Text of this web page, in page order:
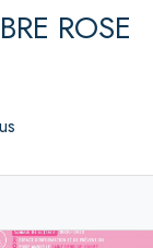
ROSE